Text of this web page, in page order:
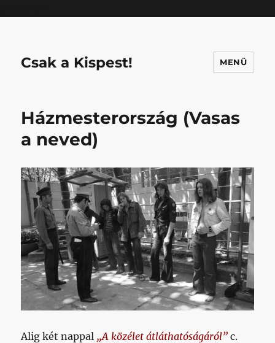
Csak a Kispest! MENÜ
Házmesterország (Vasas
a neved)
Alig két nappal „A közélet átláthatóságáról” c.